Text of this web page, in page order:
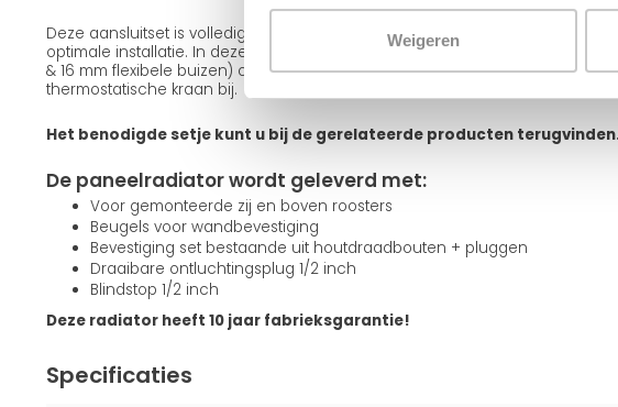
Weigeren
Deze aansluitset is volledig passend bij deze radiator en garandeert u zo
optimale installatie. In deze set zitten alle onderdelen inclusief adapters (15
& 16 mm flexibele buizen) om de radiator aan te sluiten. Tevens zit er ook
thermostatische kraan bij.
Het benodigde setje kunt u bij de gerelateerde producten
De paneelradiator wordt geleverd met:
Voor gemonteerde zij en boven roosters
Beugels voor wandbevestiging
Bevestiging set bestaande uit houtdraadbouten + pluggen
Draaibare ontluchtingsplug 1/2 inch
Blindstop 1/2 inch
Deze radiator heeft 10 jaar fabrieksgarantie!
Specificaties